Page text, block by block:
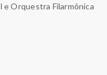
e Orquestra Filarmônica